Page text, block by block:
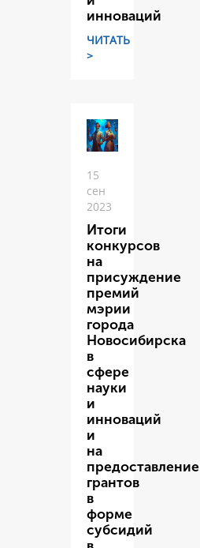
инноваций
ЧИТАТЬ
>
15
сен
2023
Итоги
конкурсов
на
присуждение
премий
мэрии
города
Новосибирска
в
сфере
науки
и
инноваций
и
на
предоставление
грантов
в
форме
субсидий